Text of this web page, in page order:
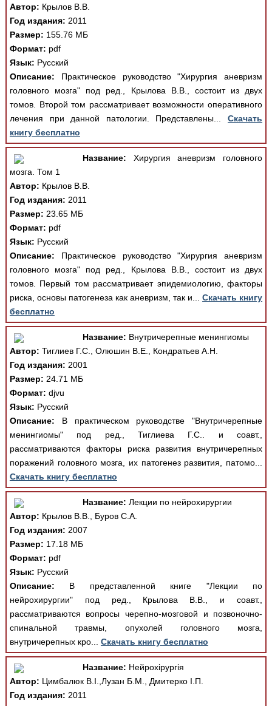
Автор: Крылов В.В.
Год издания: 2011
Размер: 155.76 МБ
Формат: pdf
Язык: Русский
Описание: Практическое руководство "Хирургия аневризм
головного мозга" под ред., Крылова В.В., состоит из двух
томов. Второй том рассматривает возможности оперативного
лечения при данной патологии. Представлены...Скачать
книгу бесплатно
Название: Хирургия аневризм головного
мозга. Том 1
Автор: Крылов В.В.
Год издания: 2011
Размер: 23.65 МБ
Формат: pdf
Язык: Русский
Описание: Практическое руководство "Хирургия аневризм
головного мозга" под ред., Крылова В.В., состоит из двух
томов. Первый том рассматривает эпидемиологию, факторы
риска, основы патогенеза как аневризм, так и...Скачать книгу
бесплатно
Название: Внутричерепные менингиомы
Автор: Тиглиев Г.С., Олюшин В.Е., Кондратьев А.Н.
Год издания: 2001
Размер: 24.71 МБ
Формат: djvu
Язык: Русский
Описание: В практическом руководстве "Внутричерепные
менингиомы" под ред., Тиглиева Г.С.. и соавт.,
рассматриваются факторы риска развития внутричерепных
поражений головного мозга, их патогенез развития, патомо...
Скачать книгу бесплатно
Название: Лекции по нейрохирургии
Автор: Крылов В.В., Буров С.А.
Год издания: 2007
Размер: 17.18 МБ
Формат: pdf
Язык: Русский
Описание: В представленной книге "Лекции по
нейрохирургии" под ред., Крылова В.В., и соавт.,
рассматриваются вопросы черепно-мозговой и позвоночно-
спинальной травмы, опухолей головного мозга,
внутричерепных кро... Скачать книгу бесплатно
Название: Нейрохірургія
Автор: Цимбалюк В.І.,Лузан Б.М., Дмитерко І.П.
Год издания: 2011